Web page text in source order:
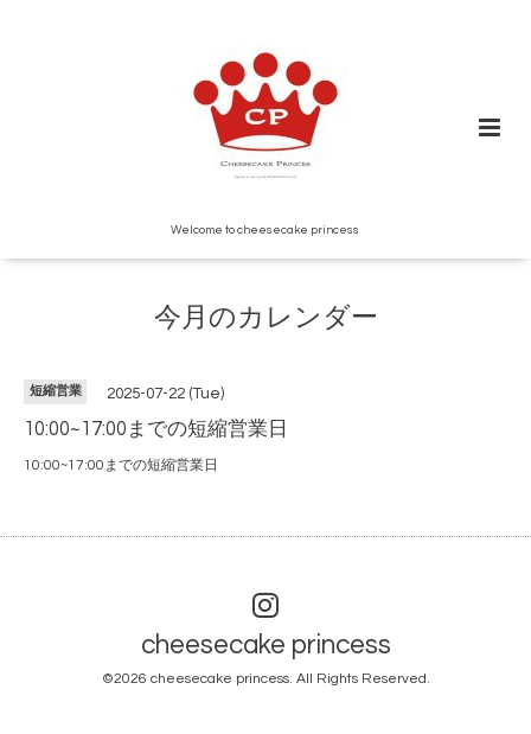
Welcome to cheesecake princess
今月のカレンダー
短縮営業 2025-07-22 (Tue)
10:00~17:00までの短縮営業日
10:00~17:00までの短縮営業日
cheesecake princess
©2026 cheesecake princess. All Rights Reserved.